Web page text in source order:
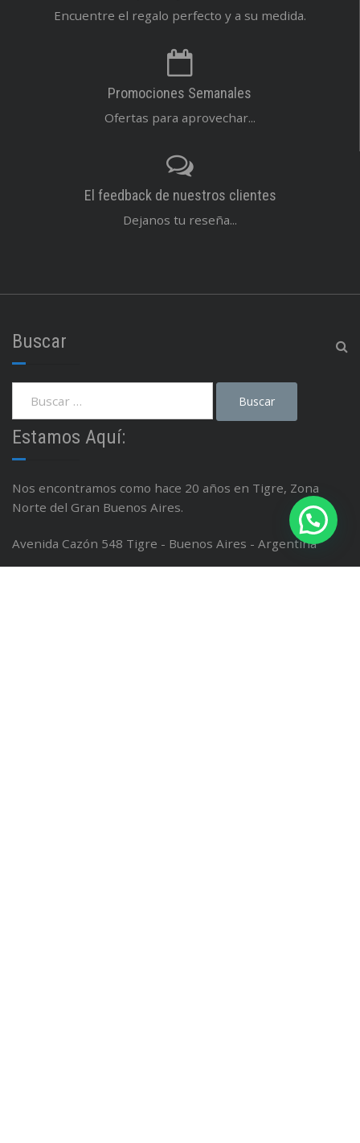
Encuentre el regalo perfecto y a su medida.
Promociones Semanales
Ofertas para aprovechar...
El feedback de nuestros clientes
Dejanos tu reseña...
Buscar
Estamos Aquí:
Nos encontramos como hace 20 años en Tigre, Zona
Norte del Gran Buenos Aires.
Avenida Cazón 548 Tigre - Buenos Aires - Argentina
Linea: (011) 4749 0884